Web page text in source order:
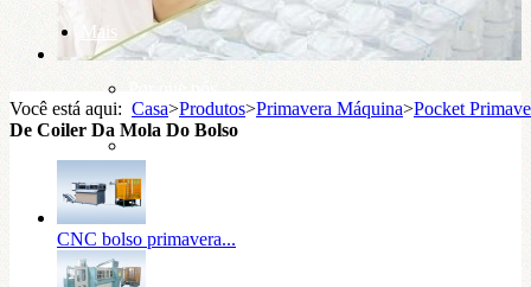
Mais
Por que nós
Você está aqui: Casa>Produtos>Primavera Máquina>Pocket
De Coiler Da Mola Do Bolso
CNC bolso primavera...